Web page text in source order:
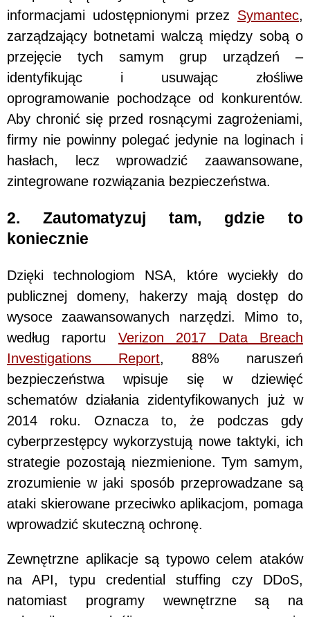
informacjami udostępnionymi przez Symantec,
zarządzający botnetami walczą między sobą o
przejęcie tych samym grup urządzeń –
identyfikując i usuwając złośliwe
oprogramowanie pochodzące od konkurentów.
Aby chronić się przed rosnącymi zagrożeniami,
firmy nie powinny polegać jedynie na loginach i
hasłach, lecz wprowadzić zaawansowane,
zintegrowane rozwiązania bezpieczeństwa.
2. Zautomatyzuj tam, gdzie to
koniecznie
Dzięki technologiom NSA, które wyciekły do
publicznej domeny, hakerzy mają dostęp do
wysoce zaawansowanych narzędzi. Mimo to,
według raportu Verizon 2017 Data Breach
Investigations Report, 88% naruszeń
bezpieczeństwa wpisuje się w dziewięć
schematów działania zidentyfikowanych już w
2014 roku. Oznacza to, że podczas gdy
cyberprzestępcy wykorzystują nowe taktyki, ich
strategie pozostają niezmienione. Tym samym,
zrozumienie w jaki sposób przeprowadzane są
ataki skierowane przeciwko aplikacjom, pomaga
wprowadzić skuteczną ochronę.
Zewnętrzne aplikacje są typowo celem ataków
na API, typu credential stuffing czy DDoS,
natomiast programy wewnętrzne są na